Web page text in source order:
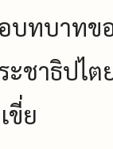
บทบาท
ชาธิปไ
ขี่ย